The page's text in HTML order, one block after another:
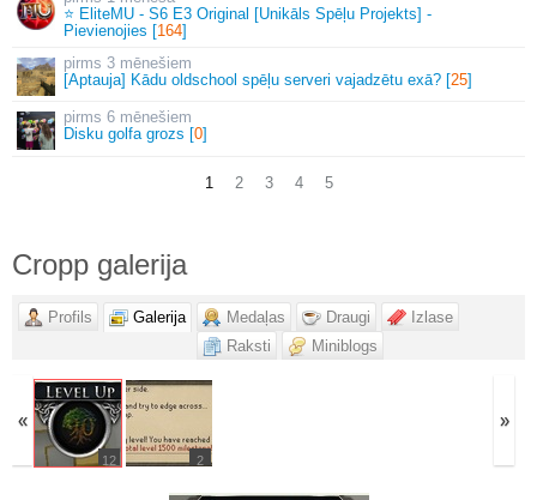
⭐ EliteMU - S6 E3 Original [Unikāls Spēļu Projekts] -
Pievienojies [164]
3 mēnešiem
[Aptauja] Kādu oldschool spēļu serveri vajadzētu exā? [25]
6 mēnešiem
Disku golfa grozs [0]
1 2 3 4 5
Cropp galerija
Profils Galerija Medaļas Draugi
Izlase
Raksti
Miniblogs
«
12 2
»